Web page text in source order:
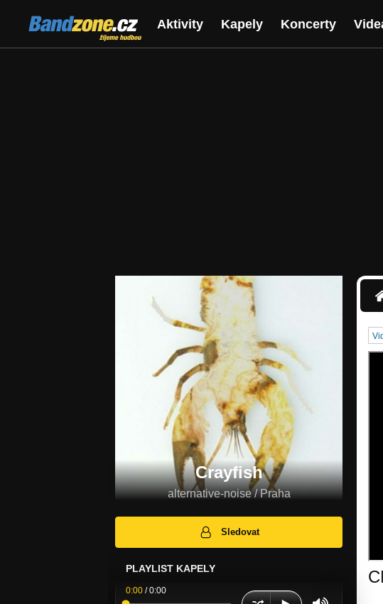
Bandzone.cz
žijeme hudbou
Aktivity Kapely Koncerty
Crayfish
alternative-noise / Praha
Sledovat
PLAYLIST KAPELY
0:00 /0:00